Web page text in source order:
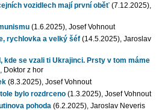
vozidlech mají první oběť (7.12.2025),
(1.6.2025), Josef Vohnout
rychlovka a velký šéf (14.5.2025), Jaroslav
kde se vzali ti Ukrajinci. Prsty v tom máme
Doktor z hor
(8.3.2025), Josef Vohnout
bylo rozdrceno (1.3.2025), Josef Vohnout
pohoda (6.2.2025), Jaroslav Neveris